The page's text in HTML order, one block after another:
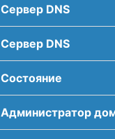
Сервер DNS
Сервер DNS
Соcтояние
Администратор